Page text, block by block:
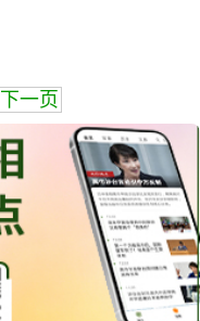
下一页